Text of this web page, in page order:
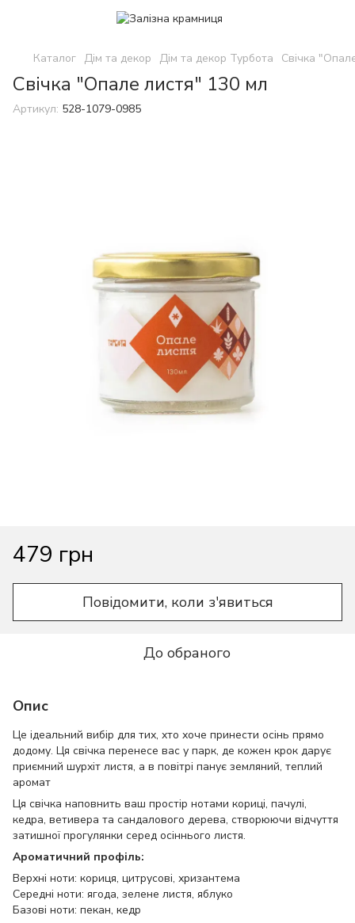
Каталог Дім та декор Дім та декор Турбота Свічка
Свічка "Опале листя" 130 мл
Артикул: 528-1079-0985
479 грн
Повідомити, коли з'явиться
До обраного
Опис
Це ідеальний вибір для тих, хто хоче принести осінь прямо
додому. Ця свічка перенесе вас у парк, де кожен крок дарує
приємний шурхіт листя, а в повітрі панує земляний, теплий
аромат
Ця свічка наповнить ваш простір нотами кориці, пачулі,
кедра, ветивера та сандалового дерева, створюючи відчуття
затишної прогулянки серед осіннього листя.
Ароматичний профіль:
Верхні ноти: кориця, цитрусові, хризантема
Середні ноти: ягода, зелене листя, яблуко
Базові ноти: пекан, кедр